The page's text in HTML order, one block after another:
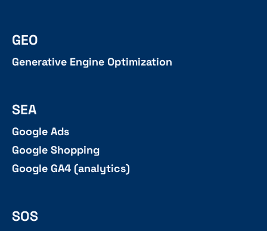
GEO
Generative Engine Optimization
SEA
Google Ads
Google Shopping
Google GA4 (analytics)
SOS